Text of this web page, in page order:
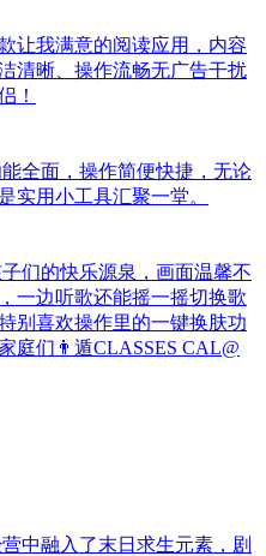
让我满意的阅读应用，内容
清晰、操作流畅无广告干扰
！
全面，操作简便快捷，无论
实用小工具汇聚一堂。
们的快乐源泉，画面温馨不
一边听歌还能摇一摇切换歌
别喜欢操作里的一键换肤功
庭们👨‍遁️CLASSES CAL@
中融入了末日求生元素，剧